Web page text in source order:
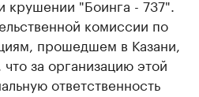
"Боинга - 737".
комиссии по
прошедшем в Казани,
за организацию этой
ответственность